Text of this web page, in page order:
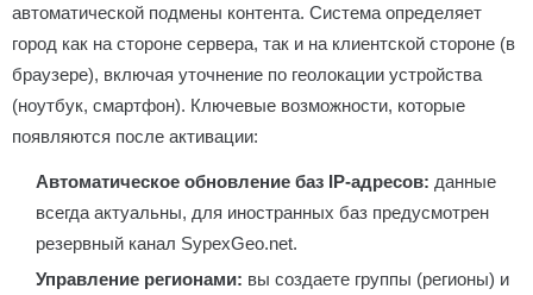
автоматической подмены контента. Система определяет
город как на стороне сервера, так и на клиентской стороне (в
браузере), включая уточнение по геолокации устройства
(ноутбук, смартфон). Ключевые возможности, которые
появляются после активации:
Автоматическое обновление баз IP-адресов: данные
всегда актуальны, для иностранных баз предусмотрен
резервный канал SypexGeo.net.
Управление регионами: вы создаете группы (регионы) и